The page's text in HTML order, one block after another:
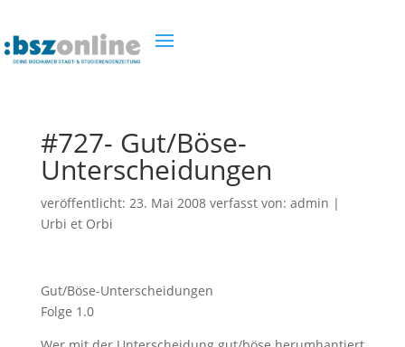
#727- Gut/Böse-
Unterscheidungen
veröffentlicht: 23. Mai 2008verfasst von: admin |
Urbi et Orbi
Gut/Böse-Unterscheidungen
Folge 1.0